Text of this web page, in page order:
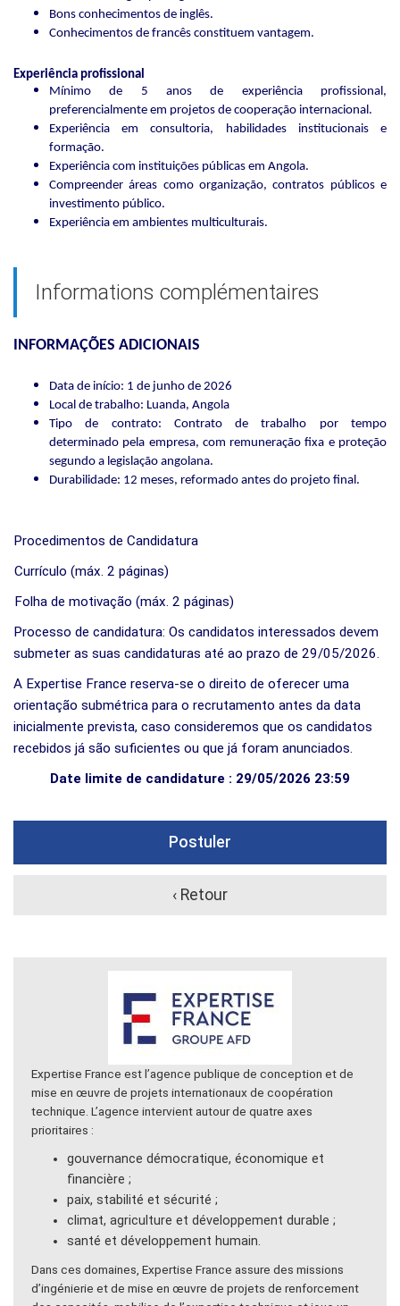
Bons conhecimentos de inglês.
Conhecimentos de francês constituem vantagem.
Experiência profissional
Mínimo de 5 anos de experiência profissional,
preferencialmente em projetos de cooperação internacional.
Experiência em consultoria, habilidades institucionais e
formação.
Experiência com instituições públicas em Angola.
Compreender áreas como organização, contratos públicos e
investimento público.
Experiência em ambientes multiculturais.
Informations complémentaires
INFORMAÇÕES ADICIONAIS
Data de início: 1 de junho de 2026
Local de trabalho: Luanda, Angola
Tipo de contrato: Contrato de trabalho por tempo
determinado pela empresa, com remuneração fixa e proteção
segundo a legislação angolana.
Durabilidade: 12 meses, reformado antes do projeto final.
Procedimentos de Candidatura
Currículo (máx. 2 páginas)
Folha de motivação (máx. 2 páginas)
Processo de candidatura: Os candidatos interessados ​​devem
submeter as suas candidaturas até ao prazo de 29/05/2026.
A Expertise France reserva-se o direito de oferecer uma
orientação submétrica para o recrutamento antes da data
inicialmente prevista, caso consideremos que os candidatos
recebidos já são suficientes ou que já foram anunciados.
Date limite de candidature : 29/05/2026 23:59
Postuler
‹ Retour
Expertise France est l’agence publique de conception et de
mise en œuvre de projets internationaux de coopération
technique. L’agence intervient autour de quatre axes
prioritaires :
gouvernance démocratique, économique et
financière ;
paix, stabilité et sécurité ;
climat, agriculture et développement durable ;
santé et développement humain.
Dans ces domaines, Expertise France assure des missions
d’ingénierie et de mise en œuvre de projets de renforcement